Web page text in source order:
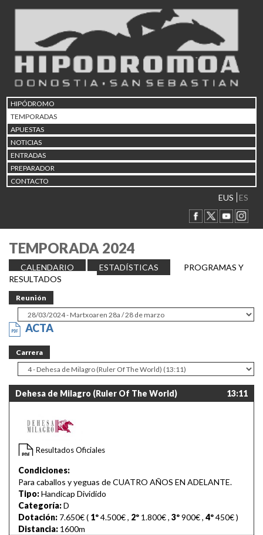
HIPÓDROMO
TEMPORADAS
APUESTAS
NOTICIAS
ENTRADAS
PREPARADOR
CONTACTO
EUS ES
TEMPORADA 2024
CALENDARIO ESTADÍSTICAS
PROGRAMAS Y
RESULTADOS
Reunión
ACTA
Carrera
Dehesa de Milagro (Ruler Of The World) 13:11
Resultados Oficiales
Condiciones:
Para caballos y yeguas de CUATRO AÑOS EN ADELANTE.
Tipo:Handicap Dividido
Categoría:D
Dotación: 7.650€ ( 1º4.500€, 2º 1.800€, 3º900€, 4º450€)
Distancia: 1600m